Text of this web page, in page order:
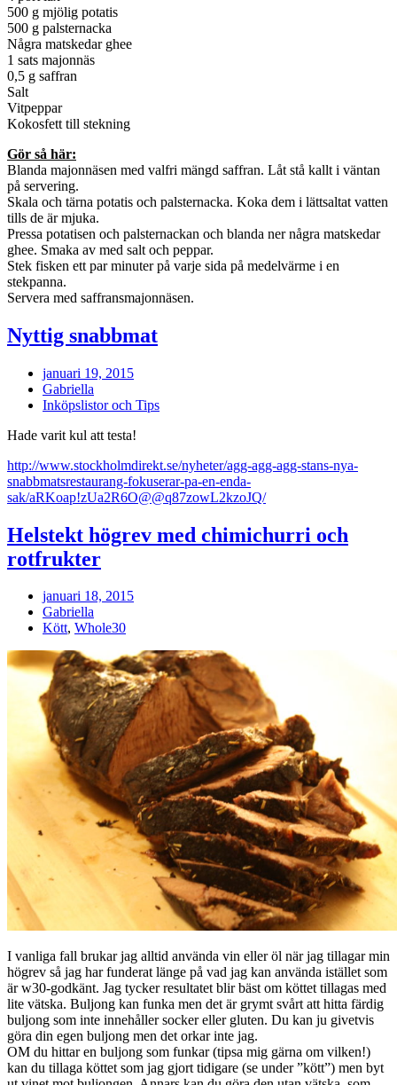
500 g mjölig potatis
500 g palsternacka
Några matskedar ghee
1 sats majonnäs
0,5 g saffran
Salt
Vitpeppar
Kokosfett till stekning
Gör så här:
Blanda majonnäsen med valfri mängd saffran. Låt stå kallt i väntan
på servering.
Skala och tärna potatis och palsternacka. Koka dem i lättsaltat vatten
tills de är mjuka.
Pressa potatisen och palsternackan och blanda ner några matskedar
ghee. Smaka av med salt och peppar.
Stek fisken ett par minuter på varje sida på medelvärme i en
stekpanna.
Servera med saffransmajonnäsen.
Nyttig snabbmat
januari 19, 2015
Gabriella
Inköpslistor och Tips
Hade varit kul att testa!
http://www.stockholmdirekt.se/nyheter/agg-agg-agg-stans-nya-
snabbmatsrestaurang-fokuserar-pa-en-enda-
sak/aRKoap!zUa2R6O@@q87zowL2kzoJQ/
Helstekt högrev med chimichurri och
rotfrukter
januari 18, 2015
Gabriella
Kött, Whole30
I vanliga fall brukar jag alltid använda vin eller öl när jag tillagar min
högrev så jag har funderat länge på vad jag kan använda istället som
är w30-godkänt. Jag tycker resultatet blir bäst om köttet tillagas med
lite vätska. Buljong kan funka men det är grymt svårt att hitta färdig
buljong som inte innehåller socker eller gluten. Du kan ju givetvis
göra din egen buljong men det orkar inte jag.
OM du hittar en buljong som funkar (tipsa mig gärna om vilken!)
kan du tillaga köttet som jag gjort tidigare (se under ”kött”) men byt